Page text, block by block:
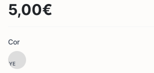
5,00€
Cor
YE